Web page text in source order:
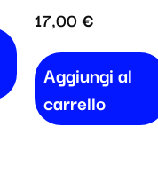
17,00€
Aggiungi al
carrello